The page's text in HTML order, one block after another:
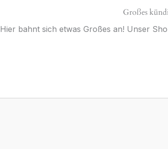
Großes
Hier bahnt sich etwas Großes an! Unser